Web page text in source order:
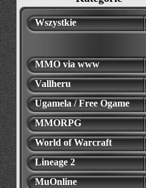
Wszystkie
MMO via www
Vallheru
Ugamela / Free Ogame
MMORPG
World of Warcraft
Lineage 2
MuOnline